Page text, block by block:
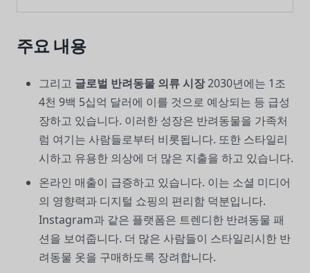
주요 내용
그리고 글로벌 반려동물 의류 시장2030년에는 1조
4천 9백 5십억 달러에 이를 것으로 예상되는 등 급성
장하고 있습니다. 이러한 성장은 반려동물을 가족처
럼 여기는 사람들로부터 비롯됩니다. 또한 스타일리
시하고 유용한 의상에 더 많은 지출을 하고 있습니다.
온라인 매출이 급증하고 있습니다. 이는 소셜 미디어
의 영향력과 디지털 쇼핑의 편리함 덕분입니다.
Instagram과 같은 플랫폼은 트렌디한 반려동물 패
션을 보여줍니다. 더 많은 사람들이 스타일리시한 반
려동물 옷을 구매하도록 장려합니다.